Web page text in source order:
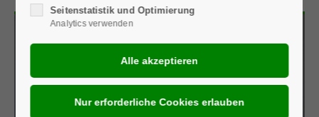
Seitenstatistik und Optimierung
Analytics verwenden